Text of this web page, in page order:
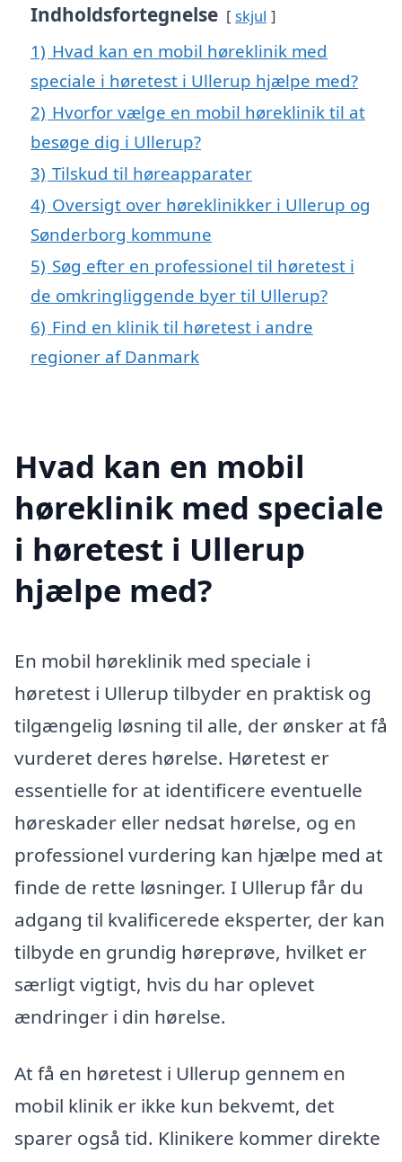
Indholdsfortegnelse skjul
1) Hvad kan en mobil høreklinik med
speciale i høretest i Ullerup hjælpe med?
2) Hvorfor vælge en mobil høreklinik til at
besøge dig i Ullerup?
3) Tilskud til høreapparater
4) Oversigt over høreklinikker i Ullerup og
Sønderborg kommune
5) Søg efter en professionel til høretest i
de omkringliggende byer til Ullerup?
6) Find en klinik til høretest i andre
regioner af Danmark
Hvad kan en mobil
høreklinik med speciale
i høretest i Ullerup
hjælpe med?
En mobil høreklinik med speciale i
høretest i Ullerup tilbyder en praktisk og
tilgængelig løsning til alle, der ønsker at få
vurderet deres hørelse. Høretest er
essentielle for at identificere eventuelle
høreskader eller nedsat hørelse, og en
professionel vurdering kan hjælpe med at
finde de rette løsninger. I Ullerup får du
adgang til kvalificerede eksperter, der kan
tilbyde en grundig høreprøve, hvilket er
særligt vigtigt, hvis du har oplevet
ændringer i din hørelse.
At få en høretest i Ullerup gennem en
mobil klinik er ikke kun bekvemt, det
sparer også tid. Klinikere kommer direkte